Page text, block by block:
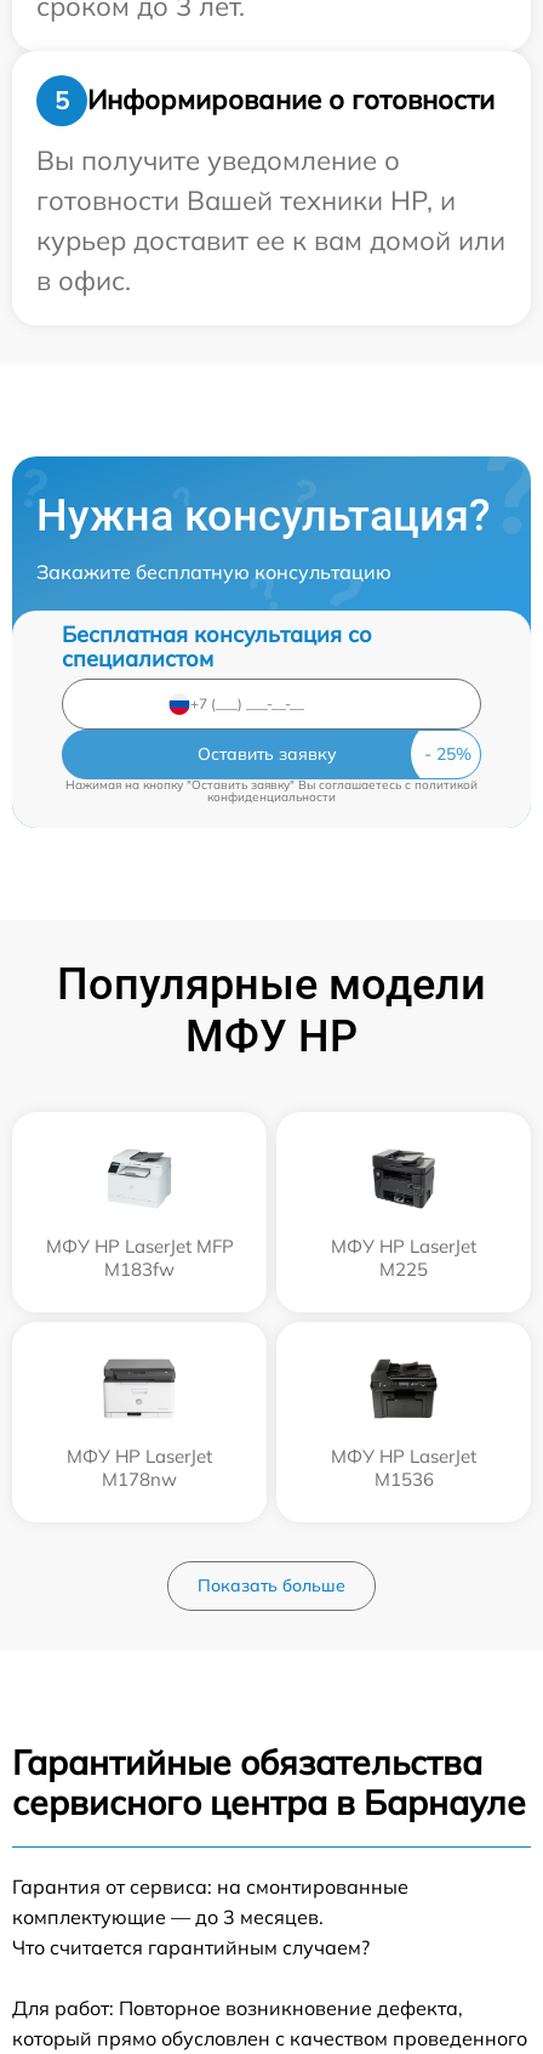
5
Информирование о готовности
Вы получите уведомление о
готовности Вашей техники HP, и
курьер доставит ее к вам домой или
в офис.
Нужна консультация?
Закажите бесплатную консультацию
Бесплатная консультация со
специалистом
Оставить заявку
Нажимая на кнопку "Оставить заявку" Вы соглашаетесь cполитикой
конфиденциальности
Популярные модели
МФУ HP
МФУ HP LaserJet MFP
M183fw
МФУ HP LaserJet
M225
МФУ HP LaserJet
M178nw
МФУ HP LaserJet
M1536
Показать больше
Гарантийные обязательства
сервисного центра в Барнауле
Гарантия от сервиса: на смонтированные
комплектующие — до 3 месяцев.
Что считается гарантийным случаем?
Для работ: Повторное возникновение дефекта,
который прямо обусловлен с качеством проведенного